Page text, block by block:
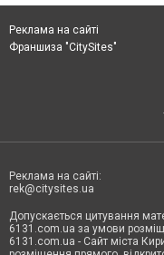
Реклама на сайті
Франшиза "CitySites"
Реклама на сайті:
rek@citysites.ua
Допускається цитування
6131.com.ua за умови
6131.com.ua - Сайт міста